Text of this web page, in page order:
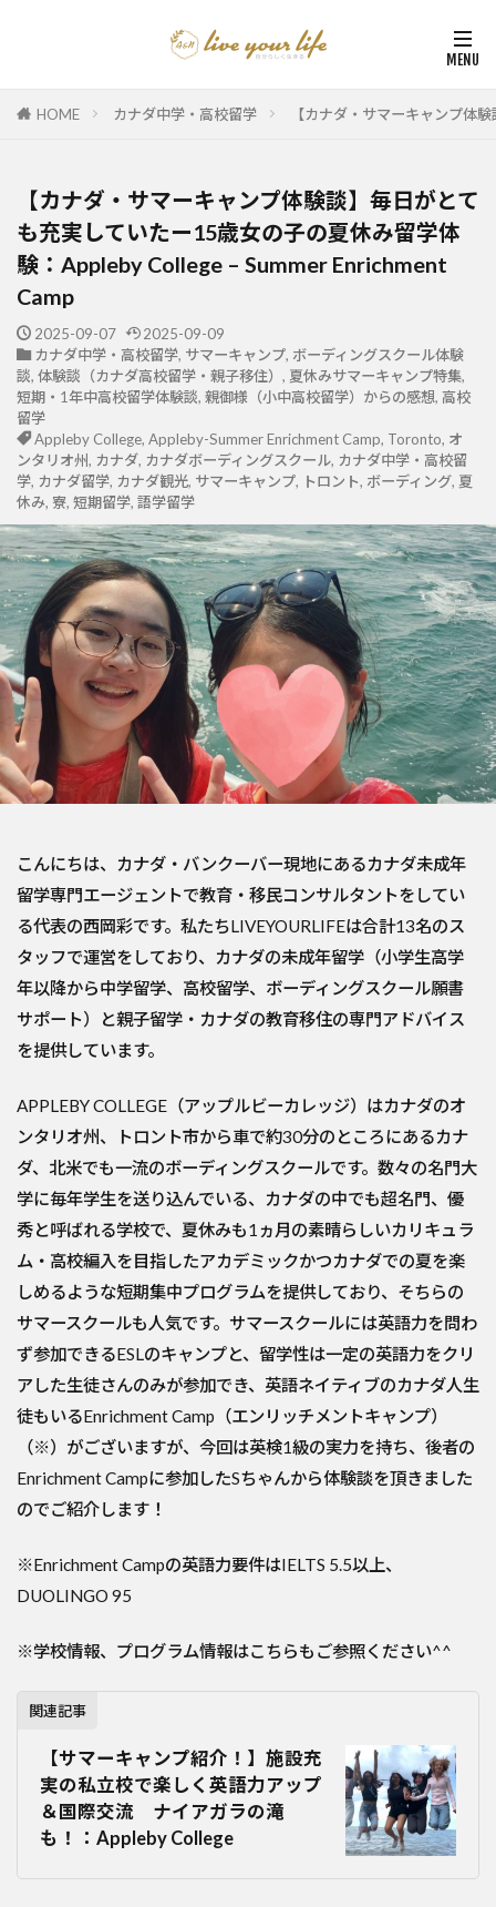
HOME カナダ中学・高校留学 【カナダ・サマーキャンプ体
【カナダ・サマーキャンプ体験談】毎日がとて
も充実していたー15歳女の子の夏休み留学体
験：Appleby College – Summer Enrichment
Camp
2025-09-07
2025-09-09
カナダ中学・高校留学, サマーキャンプ, ボーディングスクール体験
談, 体験談（カナダ高校留学・親子移住） , 夏休みサマーキャンプ特集,
短期・1年中高校留学体験談, 親御様（小中高校留学）からの感想, 高校
留学
Appleby College, Appleby-Summer Enrichment Camp, Toronto, オ
ンタリオ州, カナダ, カナダボーディングスクール, カナダ中学・高校留
学, カナダ留学, カナダ観光, サマーキャンプ, トロント, ボーディング, 夏
休み, 寮, 短期留学, 語学留学
こんにちは、カナダ・バンクーバー現地にあるカナダ未成年
留学専門エージェントで教育・移民コンサルタントをしてい
る代表の西岡彩です。私たちLIVEYOURLIFEは合計13名のス
タッフで運営をしており、カナダの未成年留学（小学生高学
年以降から中学留学、高校留学、ボーディングスクール願書
サポート）と親子留学・カナダの教育移住の専門アドバイス
を提供しています。
APPLEBY COLLEGE（アップルビーカレッジ）はカナダのオ
ンタリオ州、トロント市から車で約30分のところにあるカナ
ダ、北米でも一流のボーディングスクールです。数々の名門大
学に毎年学生を送り込んでいる、カナダの中でも超名門、優
秀と呼ばれる学校で、夏休みも1ヵ月の素晴らしいカリキュラ
ム・高校編入を目指したアカデミックかつカナダでの夏を楽
しめるような短期集中プログラムを提供しており、そちらの
サマースクールも人気です。サマースクールには英語力を問わ
ず参加できるESLのキャンプと、留学性は一定の英語力をクリ
アした生徒さんのみが参加でき、英語ネイティブのカナダ人生
徒もいるEnrichment Camp（エンリッチメントキャンプ）
（※）がございますが、今回は英検1級の実力を持ち、後者の
Enrichment Campに参加したSちゃんから体験談を頂きました
のでご紹介します！
※Enrichment Campの英語力要件はIELTS 5.5以上、
DUOLINGO 95
※学校情報、プログラム情報はこちらもご参照ください^^
関連記事
【サマーキャンプ紹介！】施設充
実の私立校で楽しく英語力アップ
＆国際交流 ナイアガラの滝
も！：Appleby College